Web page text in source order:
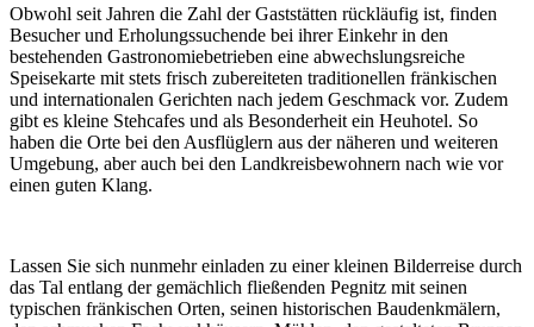
Obwohl seit Jahren die Zahl der Gaststätten rückläufig ist, finden
Besucher und Erholungssuchende bei ihrer Einkehr in den
bestehenden Gastronomiebetrieben eine abwechslungsreiche
Speisekarte mit stets frisch zubereiteten traditionellen fränkischen
und internationalen Gerichten nach jedem Geschmack vor. Zudem
gibt es kleine Stehcafes und als Besonderheit ein Heuhotel. So
haben die Orte bei den Ausflüglern aus der näheren und weiteren
Umgebung, aber auch bei den Landkreisbewohnern nach wie vor
einen guten Klang.
Lassen Sie sich nunmehr einladen zu einer kleinen Bilderreise durch
das Tal entlang der gemächlich fließenden Pegnitz mit seinen
typischen fränkischen Orten, seinen historischen Baudenkmälern,